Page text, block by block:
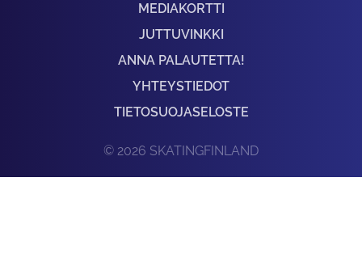
MEDIAKORTTI
JUTTUVINKKI
ANNA PALAUTETTA!
YHTEYSTIEDOT
TIETOSUOJASELOSTE
© 2026 SKATINGFINLAND